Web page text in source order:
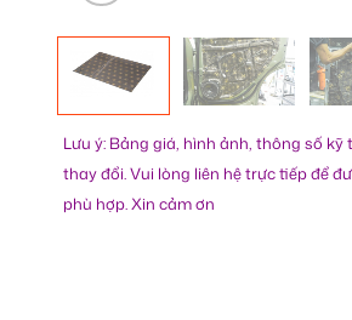
Lưu ý: Bảng giá, hình ảnh, thông số
thay đổi. Vui lòng liên hệ trực tiếp để
phù hợp. Xin cảm ơn